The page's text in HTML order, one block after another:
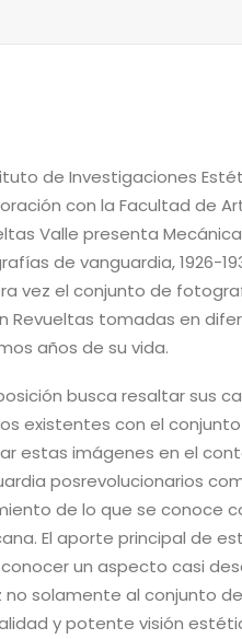
de Investigaciones
con la Facultad de
Valle presenta
de vanguardia, 1926-
vez el conjunto de
Revueltas tomadas en
años de su vida.
busca resaltar sus
existentes con el
estas imágenes en el
posrevolucionarios
de lo que se conoce
El aporte principal de
un aspecto casi
no solamente al conjunto
y potente visión